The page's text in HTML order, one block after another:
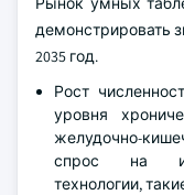
демонстрировать
2035 год.
Рост
уровня
желудочно-
спрос на
технологии,